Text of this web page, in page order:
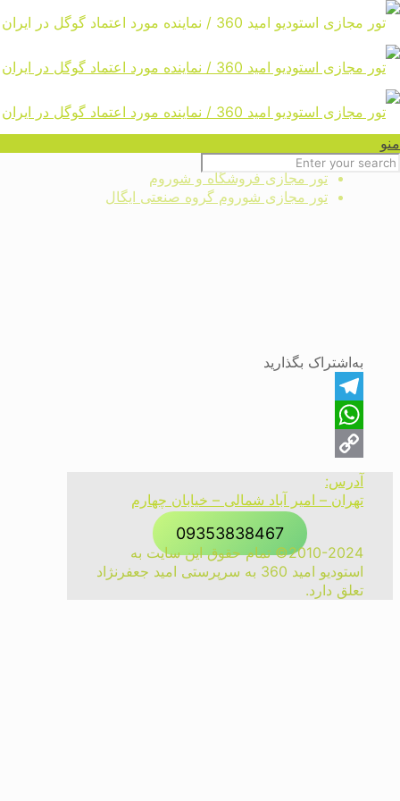
منو
تور مجازی شوروم گروه صنعتی
ایگال
نمونه پروژه تور مجازی کسب و کار
تور مجازی فروشگاه و شوروم
تور مجازی شوروم گروه صنعتی ایگال
به‌اشتراک بگذارید
Telegram
WhatsApp
Copy
Link
آدرس:
تهران – امیر آباد شمالی – خیابان چهارم
09353838467
2010-2024© تمام حقوق این سایت به
استودیو امید 360 به سرپرستی امید جعفرنژاد
تعلق دارد.